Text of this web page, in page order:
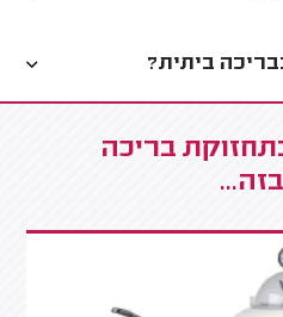
ביתית?
בריכה